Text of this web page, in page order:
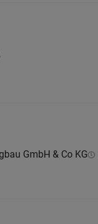
GmbH & Co KG